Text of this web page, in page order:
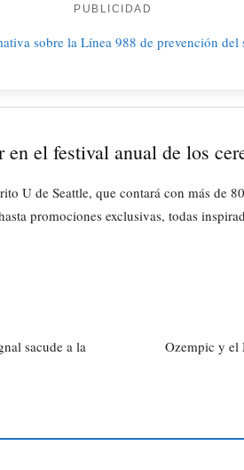
PUBLICIDAD
en el festival anual de los
U de Seattle, que contará con más de
promociones exclusivas, todas
sacude a la
Ozempic y el